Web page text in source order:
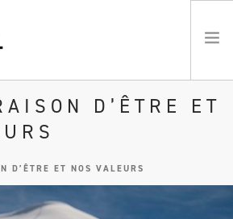
D’ÊTRE ET
D’ÊTRE ET NOS VALEURS